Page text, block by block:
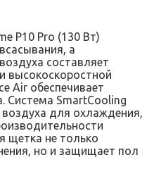
P10 Pro (130 Вт)
а
составляет
высокоскоростной
Air обеспечивает
Система SmartCooling
для охлаждения,
щетка не только
но и защищает пол